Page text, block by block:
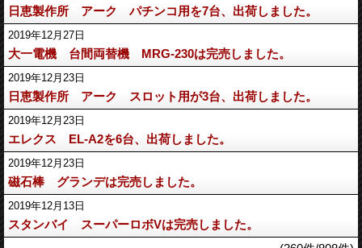
日恵製作所 アーク パチンコ用を7台、出荷しました。
2019年12月27日
大一電機 台間両替機 MRG-230は完売しました。
2019年12月23日
日恵製作所 アーク スロット用が3台、出荷しました。
2019年12月23日
エレクス EL-A2を6台、出荷しました。
2019年12月23日
磁石棒 グランデは完売しました。
2019年12月13日
スタンバイ スーパーロボVは完売しました。